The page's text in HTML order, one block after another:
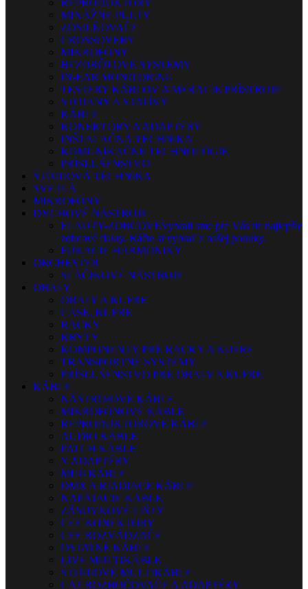
REPRODUKTORY
MIXÁŽNE PULTY
ZOSILŇOVAČE
CROSSOVERY
MIKROFÓNY
BEZDRÔTOVÉ SYSTÉMY
IN-EAR MONITORING
TESTERY KÁBLOV A MERACIE PRÍSTROJE
STOJANY A STATÍVY
KÁBLE
KONEKTORY A ADAPTÉRY
INŠTALAČNÁ TECHNIKA
KOMUNIKAČNÉ TECHNOLÓGIE
PRÍSLUŠENSTVO
ŠTÚDIOVÁ TECHNIKA
SVETLÁ
MIKROFÓNY
DYCHOVÉ NÁSTROJE
FLAUTY-ZOBCOVÉVybrali sme pre Vás tie najlepšie
zobcové flauty. Ráčte si vybrať z našej ponuky.
FÚKACIE HARMONIKY
ORCHESTER
SLÁČIKOVÉ NÁSTROJE
OBALY
OBALY A KUFRE
CASE, KUFRE
RACKY
KRYTY
KOMPONENTY PRE RACKY A KUFRE
TRANSPORTNÉ SYSTÉMY
PRÍSLUŠENSTVO PRE OBALY A KUFRE
KÁBLE
NÁSTROJOVÉ KÁBLE
MIKROFÓNOVÉ KÁBLE
REPRODUKTOROVÉ KÁBLE
AUDIO KÁBLE
PATCH KÁBLE
Y ADAPTÉRY
MIDI KÁBLE
DMX A RIADIACE KÁBLE
NAPÁJACIE KÁBLE
ZÁSUVKOVÉ LIŠTY
CEE KONEKTORY
CEE ROZVÁDZAČE
OSTATNÉ KÁBLE
LIVE MULTIKÁBLE
ŠTÚDIOVÉ MULTIKÁBLE
CAT ROZBOČOVAČE A ADAPTÉRY